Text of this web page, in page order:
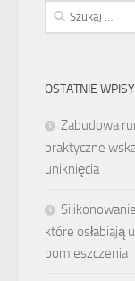
Szukaj:
OSTATNIE WPISY
Zabudowa
praktyczne
uniknięcia
które osłabiają
pomieszczenia